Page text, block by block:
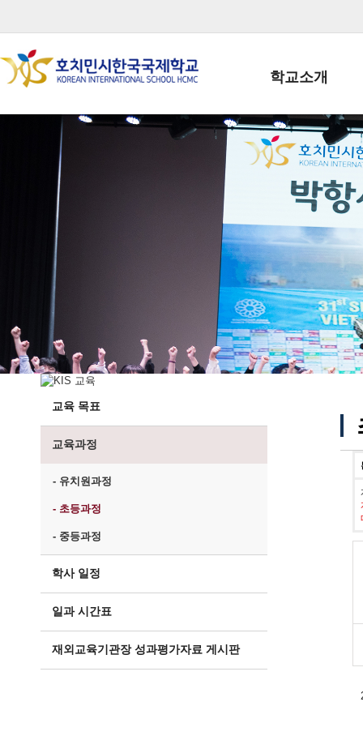
학교소개
학교장인사말
학생회장인사말
학교상징
학교 CI
교직원현황
학생현황
위치/전화
전경사진
교육 목표
교육과정
- 유치원과정
- 초등과정
- 중등과정
학사 일정
일과 시간표
재외교육기관장 성과평가자료 게시판